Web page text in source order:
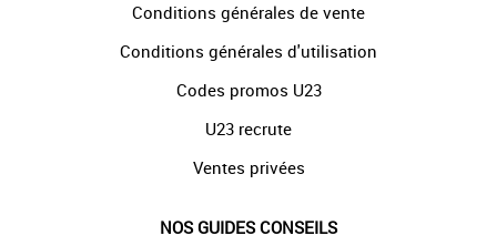
Conditions générales de vente
Conditions générales d'utilisation
Codes promos U23
U23 recrute
Ventes privées
NOS GUIDES CONSEILS